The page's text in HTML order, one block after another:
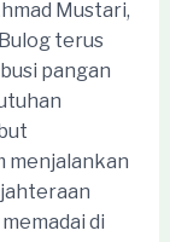
Mustari,
terus
pangan
menjalankan
di